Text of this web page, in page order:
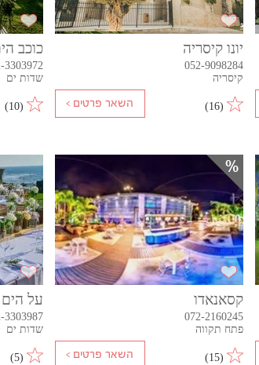
יונו קיסריה
052-9098284
קיסריה
(
16
)
כוכב
3303972
שדות ים
(
10
)
קסאנאדו
072-2160245
פתח תקווה
(
15
)
על הים
3303987
שדות ים
(
5
)